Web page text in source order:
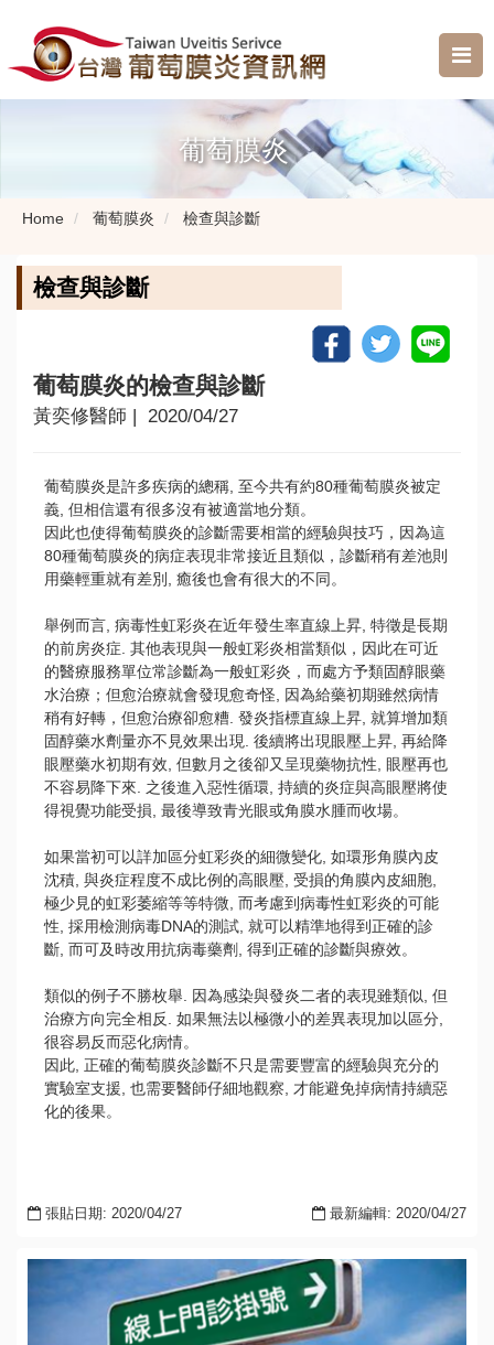
葡萄膜炎
Home 葡萄膜炎 檢查與診斷
檢查與診斷
葡萄膜炎的檢查與診斷
黃奕修醫師 | 2020/04/27
葡萄膜炎是許多疾病的總稱, 至今共有約80種葡萄膜炎被定
義, 但相信還有很多沒有被適當地分類。
因此也使得葡萄膜炎的診斷需要相當的經驗與技巧，因為這
80種葡萄膜炎的病症表現非常接近且類似，診斷稍有差池則
用藥輕重就有差別, 癒後也會有很大的不同。
舉例而言, 病毒性虹彩炎在近年發生率直線上昇, 特徵是長期
的前房炎症. 其他表現與一般虹彩炎相當類似，因此在可近
的醫療服務單位常診斷為一般虹彩炎，而處方予類固醇眼藥
水治療；但愈治療就會發現愈奇怪, 因為給藥初期雖然病情
稍有好轉，但愈治療卻愈糟. 發炎指標直線上昇, 就算增加類
固醇藥水劑量亦不見效果出現. 後續將出現眼壓上昇, 再給降
眼壓藥水初期有效, 但數月之後卻又呈現藥物抗性, 眼壓再也
不容易降下來. 之後進入惡性循環, 持續的炎症與高眼壓將使
得視覺功能受損, 最後導致青光眼或角膜水腫而收場。
如果當初可以詳加區分虹彩炎的細微變化, 如環形角膜內皮
沈積, 與炎症程度不成比例的高眼壓, 受損的角膜內皮細胞,
極少見的虹彩萎縮等等特微, 而考慮到病毒性虹彩炎的可能
性, 採用檢測病毒DNA的測試, 就可以精準地得到正確的診
斷, 而可及時改用抗病毒藥劑, 得到正確的診斷與療效。
類似的例子不勝枚舉. 因為感染與發炎二者的表現雖類似, 但
治療方向完全相反. 如果無法以極微小的差異表現加以區分,
很容易反而惡化病情。
因此, 正確的葡萄膜炎診斷不只是需要豐富的經驗與充分的
實驗室支援, 也需要醫師仔細地觀察, 才能避免掉病情持續惡
化的後果。
張貼日期: 2020/04/27 最新編輯: 2020/04/27